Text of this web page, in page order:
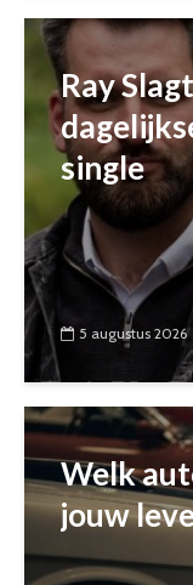
Ray
single
5 augustus 2026
Welk
jouw